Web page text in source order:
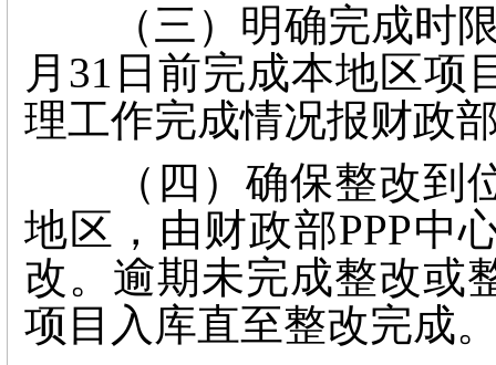
（三）明确完成时限
月31日前完成本地区项
理工作完成情况报财政
（四）确保整改到位
地区，由财政部PPP中
改。逾期未完成整改或
项目入库直至整改完成